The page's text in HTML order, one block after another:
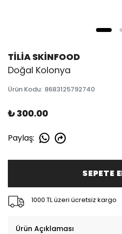
TİLİA SKİNFOOD
Doğal Kolonya
Ürün Kodu: 8683125792740
₺ 300.00
Paylaş:
SEPETE
1000 TL üzeri ücretsiz kargo
Ürün Açıklaması